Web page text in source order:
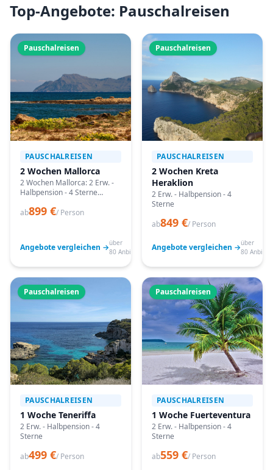
Top-Angebote: Pauschalreisen
Pauschalreisen
PAUSCHALREISEN
2 Wochen Mallorca
2 Wochen Mallorca: 2 Erw. -
Halbpension - 4 Sterne
passende Termine prüfen
ab899 €/ Person
Angebote vergleichen →über
80 Anbieter
Pauschalreisen
PAUSCHALREISEN
2 Wochen Kreta
Heraklion
2 Erw. - Halbpension - 4
Sterne
ab849 €/ Person
Angebote vergleichen →über
80
Pauschalreisen
PAUSCHALREISEN
1 Woche Teneriffa
2 Erw. - Halbpension - 4
Sterne
ab499 €/ Person
Pauschalreisen
PAUSCHALREISEN
1 Woche Fuerteventura
2 Erw. - Halbpension - 4
Sterne
ab559 €/ Person